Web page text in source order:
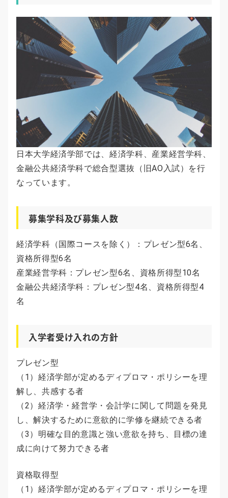
日本大学経済学部では、経済学科、産業経営学科、
金融公共経済学科で総合型選抜（旧AO入試）を行
なっています。
募集学科及び募集人数
経済学科（国際コースを除く）：プレゼン型6名、
資格所得型6名
産業経営学科：プレゼン型6名、資格所得型10名
金融公共経済学科：プレゼン型4名、資格所得型4
名
入学者受け入れの方針
プレゼン型
（1）経済学部が定めるディプロマ・ポリシーを理
解し、共感する者
（2）経済学・経営学・会計学に関して問題を発見
し、解決するために意欲的に学修を継続できる者
（3）明確な目的意識と強い意欲を持ち、目標の達
成に向けて努力できる者
資格取得型
（1）経済学部が定めるディプロマ・ポリシーを理